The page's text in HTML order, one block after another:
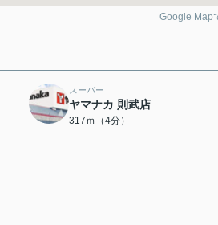
Google Map
スーパー
ヤマナカ 則武店
317ｍ（4分）